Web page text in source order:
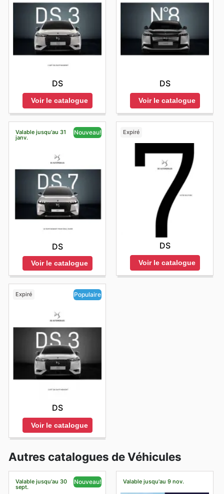
DS
Voir le catalogue
DS
Voir le catalogue
Valable jusqu'au 31
janv.
Nouveau!
DS
Voir le catalogue
Expiré
DS
Voir le catalogue
Expiré Populaire
DS
Voir le catalogue
Autres catalogues de Véhicules
Valable jusqu'au 30
sept.
Nouveau! Valable jusqu'au 9 nov.